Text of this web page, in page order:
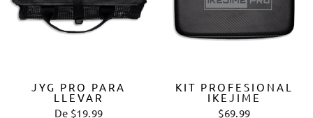
JYG PRO PARA
LLEVAR
De $19.99
KIT PROFESIONAL
IKEJIME
$69.99